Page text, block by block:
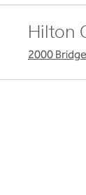
Hilton
2000